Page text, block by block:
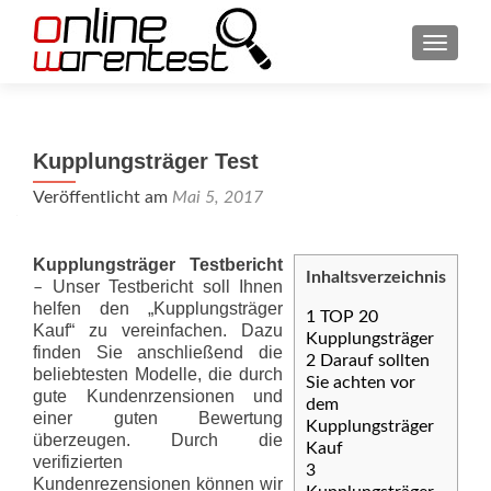
Kupplungsträger Test
Veröffentlicht am Mai 5, 2017
Inhaltsverzeichnis
1 TOP 20
Kupplungsträger
2 Darauf sollten
Sie achten vor
dem
Kupplungsträger
Kauf
3
Kupplungsträger Testbericht
– Unser Testbericht soll Ihnen
helfen den „Kupplungsträger
Kauf“ zu vereinfachen. Dazu
finden Sie anschließend die
beliebtesten Modelle, die durch
gute Kundenrzensionen und
einer guten Bewertung
überzeugen. Durch die
verifizierten
Kundenrezensionen können wir